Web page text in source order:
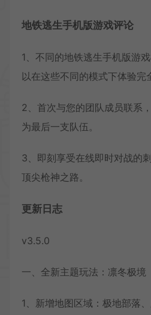
地铁逃生手机版游戏评论
1、不同的地铁逃生手机版游
以在这些不同的模式下体验完
2、首次与您的团队成员联系
为最后一支队伍。
3、即刻享受在线即时对战的
顶尖枪神之路。
更新日志
v3.5.0
一、全新主题玩法：凛冬极境
1、新增地图区域：极地部落